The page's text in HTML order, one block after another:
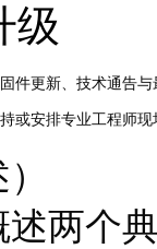
级
件更新、技术通告
或安排专业工程师现
两个